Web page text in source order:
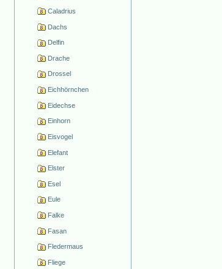
Caladrius
Dachs
Delfin
Drache
Drossel
Eichhörnchen
Eidechse
Einhorn
Eisvogel
Elefant
Elster
Esel
Eule
Falke
Fasan
Fledermaus
Fliege